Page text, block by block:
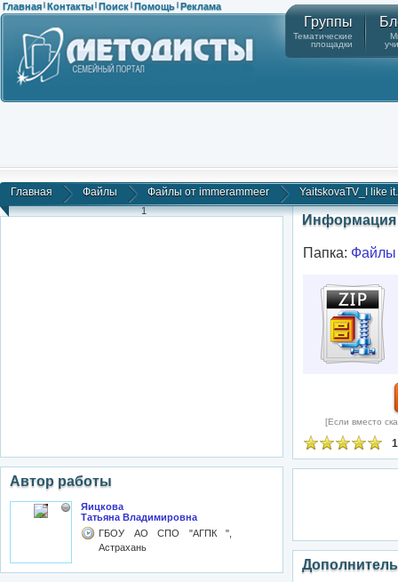
Главная | Контакты | Поиск | Помощь | Реклама
Группы
Тематические
площадки
Главная Файлы Файлы от immerammeer YaitskovaTV_I like
1
Автор работы
Яицкова
Татьяна Владимировна
ГБОУ АО СПО "АГПК ",
Астрахань
Информация
Папка: Файлы
[Если вместо